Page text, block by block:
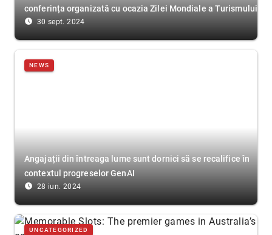
conferința organizată cu ocazia Zilei Mondiale a Turismului
access_time_filled 30 sept. 2024
NEWS
Angajații din întreaga lume sunt dornici să se recalifice în
contextul progreselor GenAI
access_time_filled 28 iun. 2024
UNCATEGORIZED